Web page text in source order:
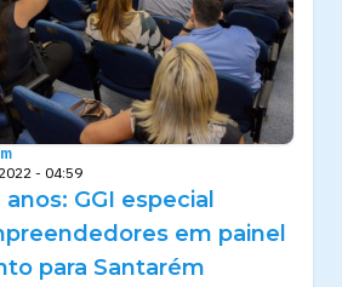
- 04:59
GGI especial
em painel
para Santarém